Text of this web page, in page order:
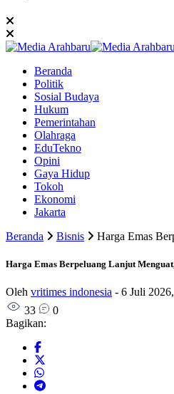
Beranda
Politik
Sosial Budaya
Hukum
Pemerintahan
Olahraga
EduTekno
Opini
Gaya Hidup
Tokoh
Ekonomi
Jakarta
Beranda
Bisnis Harga Emas
Harga Emas Berpeluang Lanjut
Oleh vritimes indonesia - 6 Juli
33
0
Bagikan: